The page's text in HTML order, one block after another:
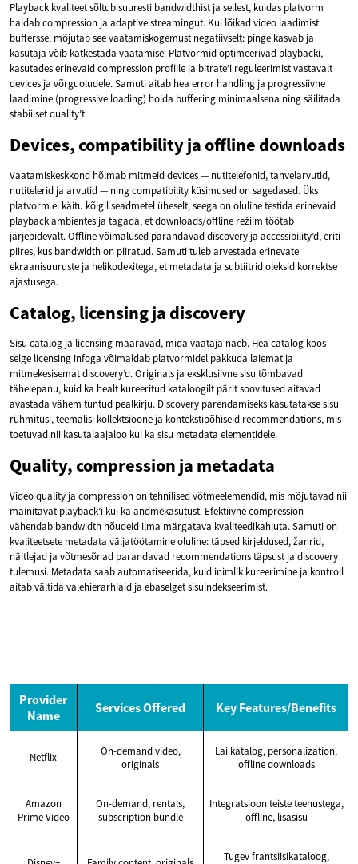
Playback kvaliteet sõltub suuresti bandwidthist ja sellest, kuidas platvorm
haldab compression ja adaptive streamingut. Kui lõikad video laadimist
buffersse, mõjutab see vaatamiskogemust negatiivselt: pinge kasvab ja
kasutaja võib katkestada vaatamise. Platvormid optimeerivad playbacki,
kasutades erinevaid compression profiile ja bitrate’i reguleerimist vastavalt
devices ja võrguoludele. Samuti aitab hea error handling ja progressiivne
laadimine (progressive loading) hoida buffering minimaalsena ning säilitada
stabiilset quality’t.
Devices, compatibility ja offline downloads
Vaatamiskeskkond hõlmab mitmeid devices — nutitelefonid, tahvelarvutid,
nutitelerid ja arvutid — ning compatibility küsimused on sagedased. Üks
platvorm ei käitu kõigil seadmetel üheselt, seega on oluline testida erinevaid
playback ambientes ja tagada, et downloads/offline režiim töötab
järjepidevalt. Offline võimalused parandavad discovery ja accessibility’d, eriti
piires, kus bandwidth on piiratud. Samuti tuleb arvestada erinevate
ekraanisuuruste ja helikodekitega, et metadata ja subtiitrid oleksid korrektse
ajastusega.
Catalog, licensing ja discovery
Sisu catalog ja licensing määravad, mida vaataja näeb. Hea catalog koos
selge licensing infoga võimaldab platvormidel pakkuda laiemat ja
mitmekesisemat discovery’d. Originals ja eksklusiivne sisu tõmbavad
tähelepanu, kuid ka healt kureeritud kataloogilt pärit soovitused aitavad
avastada vähem tuntud pealkirju. Discovery parendamiseks kasutatakse sisu
rühmitusi, teemalisi kollektsioone ja kontekstipõhiseid recommendations, mis
toetuvad nii kasutajaajaloo kui ka sisu metadata elementidele.
Quality, compression ja metadata
Video quality ja compression on tehnilised võtmeelemendid, mis mõjutavad nii
mainitavat playback’i kui ka andmekasutust. Efektiivne compression
vähendab bandwidth nõudeid ilma märgatava kvaliteedikahjuta. Samuti on
kvaliteetsete metadata väljatöötamine oluline: täpsed kirjeldused, žanrid,
näitlejad ja võtmesõnad parandavad recommendations täpsust ja discovery
tulemusi. Metadata saab automatiseerida, kuid inimlik kureerimine ja kontroll
aitab vältida valehierarhiaid ja ebaselget sisuindekseerimist.
Provider
Name
Services Offered Key Features/Benefits
Netflix
On-demand video,
originals
Lai katalog, personalization,
offline downloads
Amazon
Prime Video
On-demand, rentals,
subscription bundle
Integratsioon teiste teenustega,
offline, lisasisu
Tugev frantsiisikataloog,